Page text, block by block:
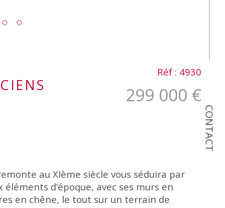
CONTACT
Réf : 4930
299 000 €
au XIème siècle vous séduira par
d’époque, avec ses murs en
en chêne, le tout sur un terrain de